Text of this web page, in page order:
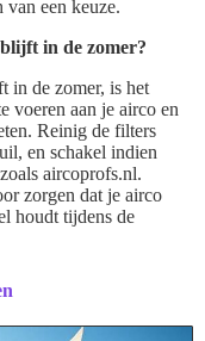
van een keuze.
in de zomer?
in de zomer, is het
voeren aan je airco en
Reinig de filters
en schakel indien
aircoprofs.nl.
zorgen dat je airco
houdt tijdens de